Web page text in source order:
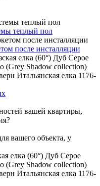
теплый пол
после инсталляции
вашей квартиры,
вашего объекта, у
елка (60°) Дуб Серое
(Grеy Shadow collection)
Итальянская елка 1176-